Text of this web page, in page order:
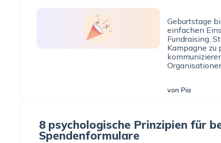
Geburtstage
einfachen
Fundraising.
Kampagne zu
von Pia
8 psychologische Prinzipien für
Spendenformulare